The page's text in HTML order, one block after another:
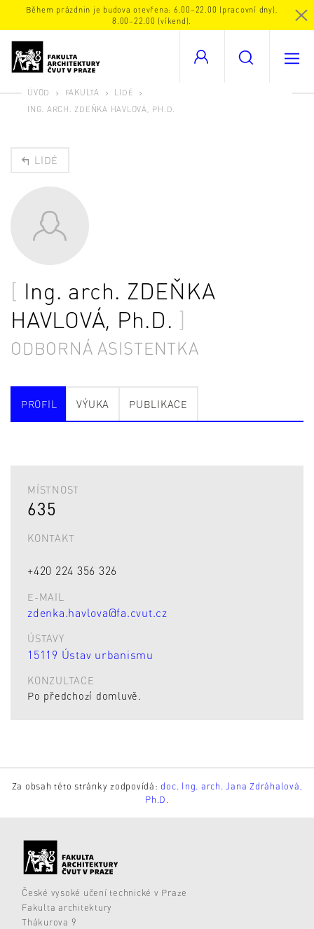
Během prázdnin je budova otevřena: 6.00–22.00 (pracovní dny),
8.00–22.00 (víkend).
ÚVOD FAKULTA
LIDÉ
ING. ARCH. ZDEŇKA HAVLOVÁ, PH.D.
LIDÉ
Ing. arch. ZDEŇKA
HAVLOVÁ, Ph.D.
ODBORNÁ ASISTENTKA
PROFIL VÝUKA PUBLIKACE
MÍSTNOST
635
KONTAKT
+420 224 356 326
E-MAIL
zdenka.havlova@fa.cvut.cz
ÚSTAVY
15119 Ústav urbanismu
KONZULTACE
Po předchozí domluvě.
Za obsah této stránky zodpovídá:doc. Ing. arch. Jana Zdráhalová,
Ph.D.
České vysoké učení technické v Praze
Fakulta architektury
Thákurova 9